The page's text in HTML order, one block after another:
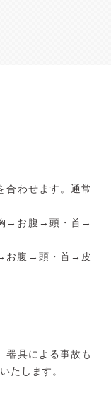
合わせます。通常
→お腹→頭・首→
お腹→頭・首→皮
器具による事故も
たします。